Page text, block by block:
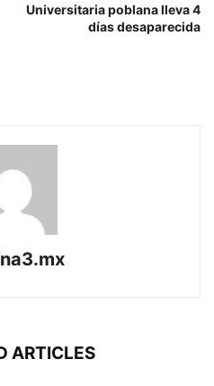
Universitaria poblana lleva 4
días desaparecida
ARTICLES